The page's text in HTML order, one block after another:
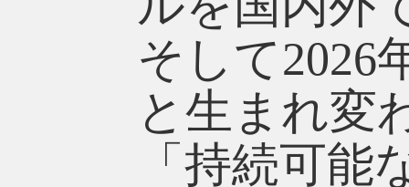
そして2026
と生まれ変
「持続可